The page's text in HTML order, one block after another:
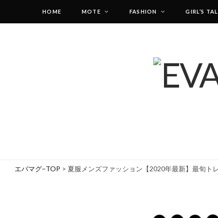
HOME MOTE FASHION GIRL’S
エバマグ−TOP > 夏服メンズファッション【2020年最新】最旬ト